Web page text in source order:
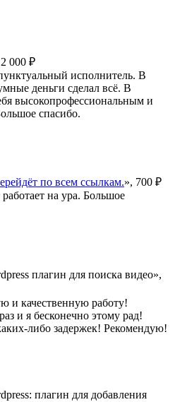
000 ₽
исполнитель. В
деньги сделал всё. В
высокопрофессиональным и
спасибо.
по всем ссылкам.», 700 ₽
на ура. Большое
плагин для поиска видео»,
и качественную работу!
и я бесконечно этому рад!
либо задержек! Рекомендую!
плагин для добавления